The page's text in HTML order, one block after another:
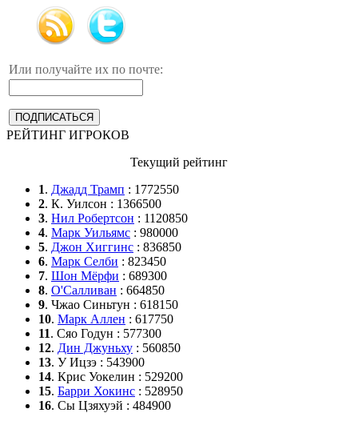
Или получайте их по почте:
РЕЙТИНГ ИГРОКОВ
Текущий рейтинг
1. Джадд Трамп : 1772550
2. К. Уилсон : 1366500
3. Нил Робертсон : 1120850
4. Марк Уильямс : 980000
5. Джон Хиггинс : 836850
6. Марк Селби : 823450
7. Шон Мёрфи : 689300
8. О'Салливан : 664850
9. Чжао Синьтун : 618150
10. Марк Аллен : 617750
11. Сяо Годун : 577300
12. Дин Джуньху : 560850
13. У Ицзэ : 543900
14. Крис Уокелин : 529200
15. Барри Хокинс : 528950
16. Сы Цзяхуэй : 484900